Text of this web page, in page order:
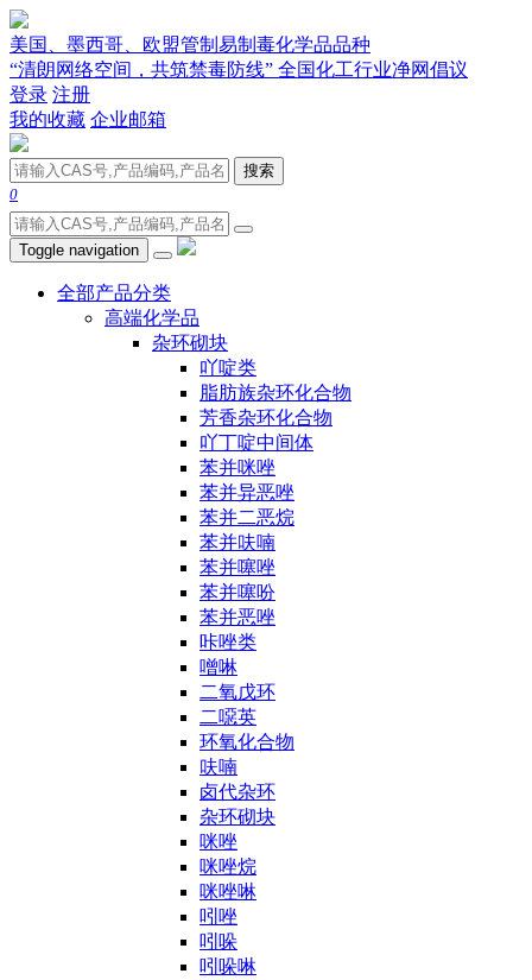
美国、墨西哥、欧盟管制易制毒化学品品种
“清朗网络空间，共筑禁毒防线” 全国化工行业净网倡议
登录 注册
我的收藏 企业邮箱
搜索
0
Toggle navigation
全部产品分类
高端化学品
杂环砌块
吖啶类
脂肪族杂环化合物
芳香杂环化合物
吖丁啶中间体
苯并咪唑
苯并异恶唑
苯并二恶烷
苯并呋喃
苯并噻唑
苯并噻吩
苯并恶唑
咔唑类
噌啉
二氧戊环
二噁英
环氧化合物
呋喃
卤代杂环
杂环砌块
咪唑
咪唑烷
咪唑啉
吲唑
吲哚
吲哚啉